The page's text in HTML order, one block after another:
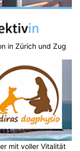
in Zürich und Zug
mit voller Vitalität